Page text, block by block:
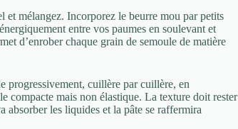
et mélangez. Incorporez le beurre mou par petits
entre vos paumes en soulevant et
d’enrober chaque grain de semoule de matière
progressivement, cuillère par cuillère, en
compacte mais non élastique. La texture doit rester
absorber les liquides et la pâte se raffermira